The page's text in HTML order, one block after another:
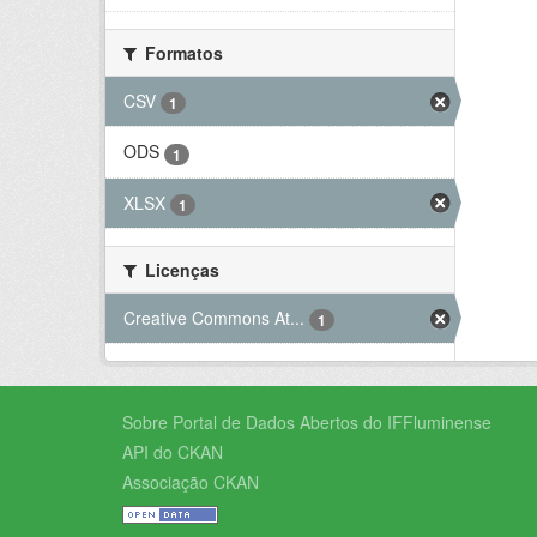
Formatos
CSV
1
ODS 1
XLSX 1
Licenças
Creative Commons At...
1
Sobre Portal de Dados Abertos do IFFluminense
API do CKAN
Associação CKAN